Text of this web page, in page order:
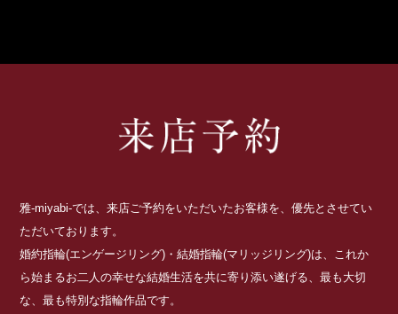
雅-miyabi-では、来店ご予約をいただいたお客様を、優先とさせてい
ただいております。
婚約指輪(エンゲージリング)・結婚指輪(マリッジリング)は、これか
ら始まるお二人の幸せな結婚生活を共に寄り添い遂げる、最も大切
な、最も特別な指輪作品です。